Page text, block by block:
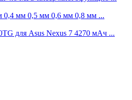
мм 0,5 мм 0,6 мм 0,8 мм ...
для Asus Nexus 7 4270 мАч ...